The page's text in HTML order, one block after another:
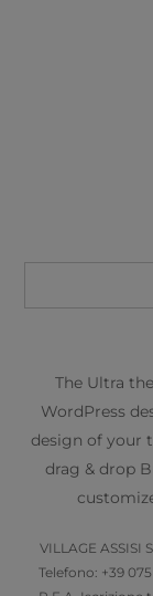
The Ultra
WordPress
design of your
drag & drop
VILLAGE ASSISI
Telefono: +39